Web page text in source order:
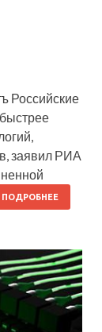
Российские
заявил РИА
ПОДРОБНЕЕ